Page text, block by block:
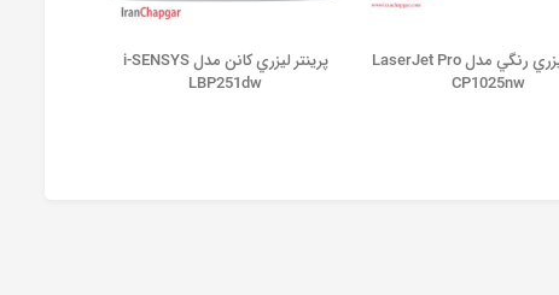
پرينتر ليزري رنگي مدل LaserJet Pro
CP1025nw
پرينتر ليزري کانن مدل i-SENSYS
LBP251dw